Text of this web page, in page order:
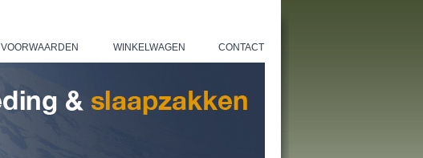
VOORWAARDEN WINKELWAGEN CONTACT